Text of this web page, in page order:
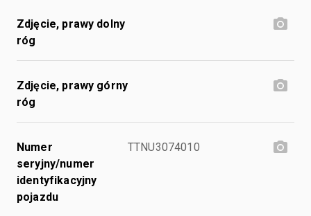
Zdjęcie, prawy dolny
róg
Zdjęcie, prawy górny
róg
Numer
seryjny/numer
identyfikacyjny
pojazdu
TTNU3074010